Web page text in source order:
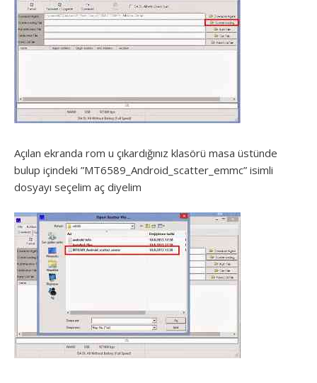
Açılan ekranda rom u çıkardığınız klasörü masa üstünde
bulup içindeki ”MT6589_Android_scatter_emmc” isimli
dosyayı seçelim aç diyelim